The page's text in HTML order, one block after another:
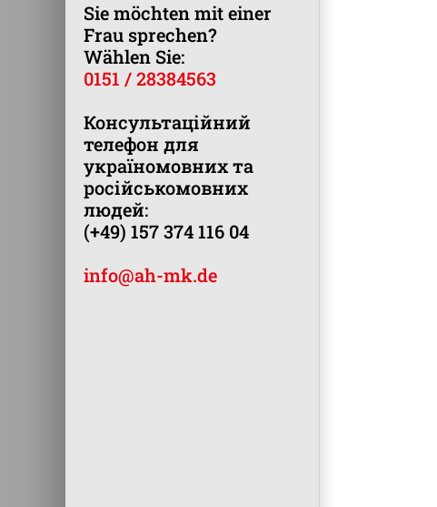
Sie möchten mit einer
Frau sprechen?
Wählen Sie:
0151 / 28384563
Консультаційний
телефон для
україномовних та
російськомовних
людей:
(+49) 157 374 116 04
info@ah-mk.de